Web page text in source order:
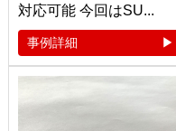
対応可能 今回はSU...
事例詳細